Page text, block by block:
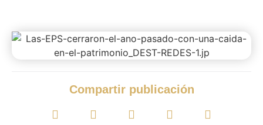
Compartir publicación